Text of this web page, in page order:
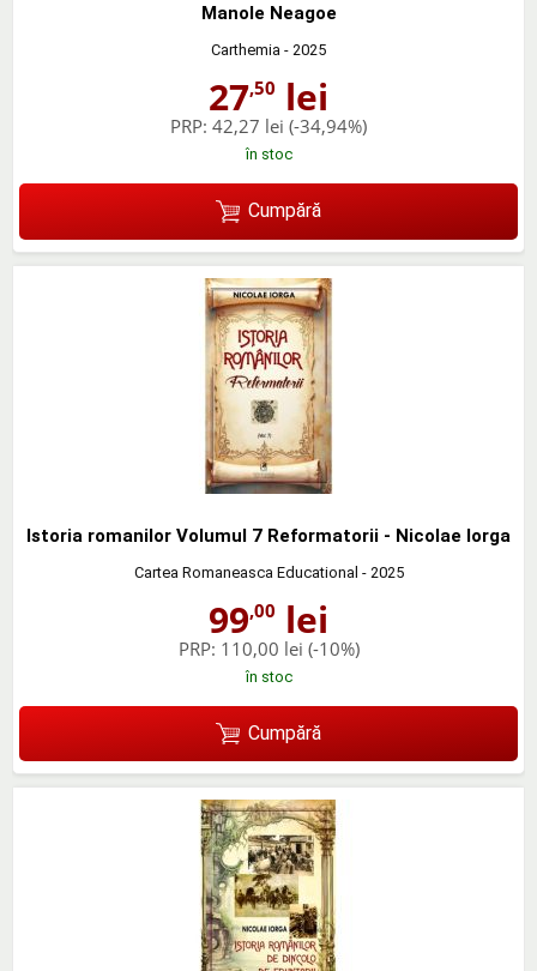
Manole Neagoe
Carthemia - 2025
27,50 lei
PRP: 42,27 lei (-34,94%)
în stoc
Cumpără
Istoria romanilor Volumul 7 Reformatorii - Nicolae Iorga
Cartea Romaneasca Educational - 2025
99,00 lei
PRP: 110,00 lei (-10%)
în stoc
Cumpără